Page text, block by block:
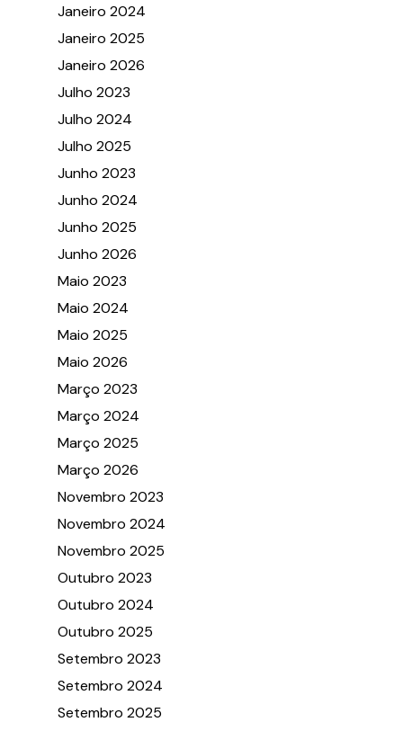
Janeiro 2024
Janeiro 2025
Janeiro 2026
Julho 2023
Julho 2024
Julho 2025
Junho 2023
Junho 2024
Junho 2025
Junho 2026
Maio 2023
Maio 2024
Maio 2025
Maio 2026
Março 2023
Março 2024
Março 2025
Março 2026
Novembro 2023
Novembro 2024
Novembro 2025
Outubro 2023
Outubro 2024
Outubro 2025
Setembro 2023
Setembro 2024
Setembro 2025